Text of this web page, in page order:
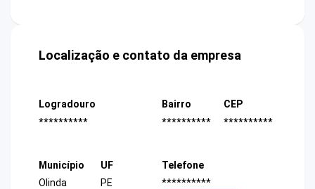
Localização e contato da empresa
Logradouro
**********
Bairro
**********
CEP
**********
Município
Olinda
UF
PE
Telefone
**********